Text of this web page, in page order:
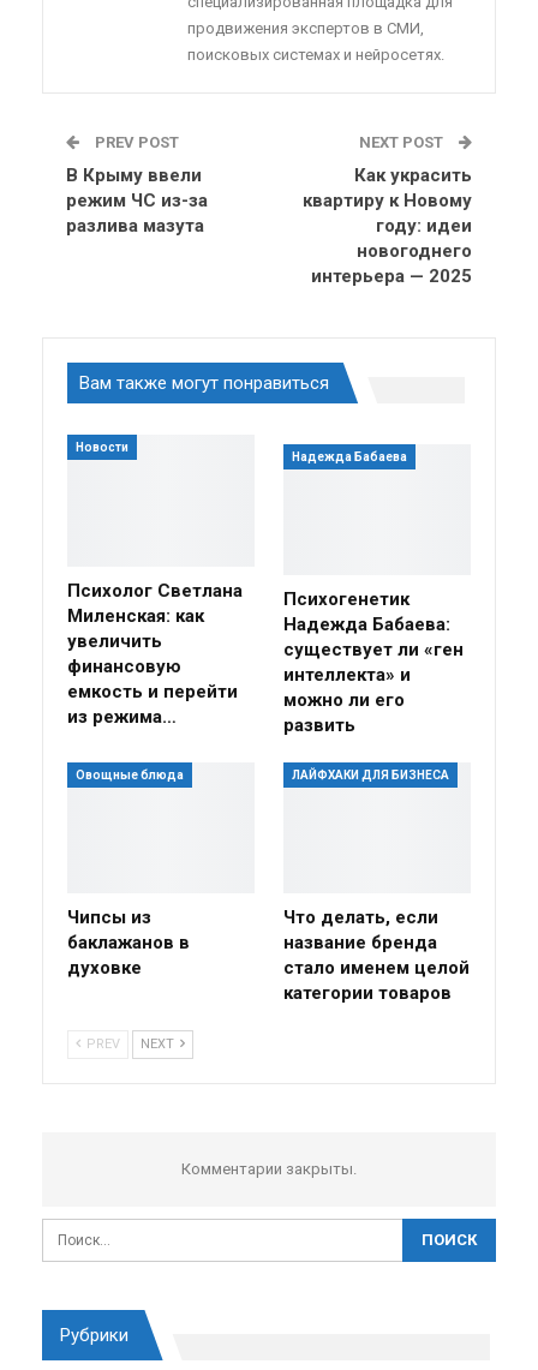
продвижения экспертов в СМИ,
поисковых системах и нейросетях.
PREV POST
В Крыму ввели
режим ЧС из-за
разлива мазута
NEXT POST
Как украсить
квартиру к Новому
году: идеи
новогоднего
интерьера — 2025
Вам также могут понравиться
Новости
Психолог Светлана
Миленская: как
увеличить
финансовую
емкость и перейти
из режима…
Надежда Бабаева
Психогенетик
Надежда Бабаева:
существует ли «ген
интеллекта» и
можно ли его
развить
Овощные блюда
Чипсы из
баклажанов в
духовке
ЛАЙФХАКИ ДЛЯ БИЗНЕСА
Что делать, если
название бренда
стало именем целой
категории товаров
PREV NEXT
Комментарии закрыты.
Рубрики